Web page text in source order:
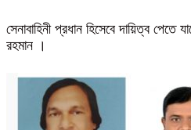
সেনাবাহিনী প্রধান হিসেবে দায়িত্ব পেতে
রহমান ।